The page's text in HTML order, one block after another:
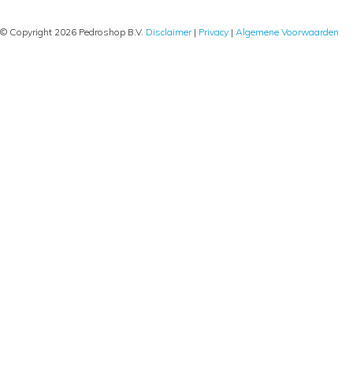
© Copyright 2026 Pedroshop B.V. Disclaimer| Privacy | Algemene Voorwaarden